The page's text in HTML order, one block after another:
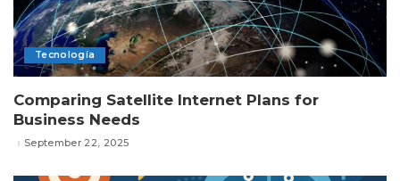
Tecnología
Comparing Satellite Internet Plans for
Business Needs
September 22, 2025